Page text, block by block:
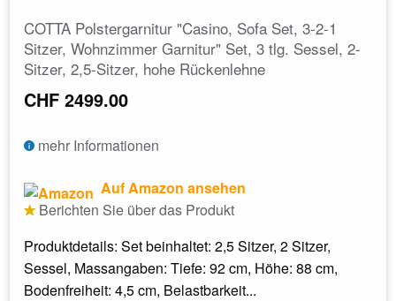
COTTA Polstergarnitur "Casino, Sofa Set, 3-2-1
Sitzer, Wohnzimmer Garnitur" Set, 3 tlg. Sessel, 2-
Sitzer, 2,5-Sitzer, hohe Rückenlehne
CHF 2499.00
mehr Informationen
Auf Amazon ansehen
Berichten Sie über das Produkt
Produktdetails: Set beinhaltet: 2,5 Sitzer, 2 Sitzer,
Sessel, Massangaben: Tiefe: 92 cm, Höhe: 88 cm,
Bodenfreiheit: 4,5 cm, Belastbarkeit...